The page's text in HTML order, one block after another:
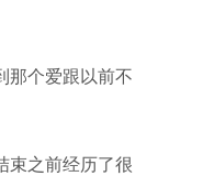
那个爱跟以前不
束之前经历了很